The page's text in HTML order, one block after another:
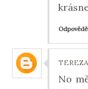
TEREZA
No